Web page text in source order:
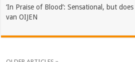
‘In Praise of Blood’: Sensational, but
van OIJEN